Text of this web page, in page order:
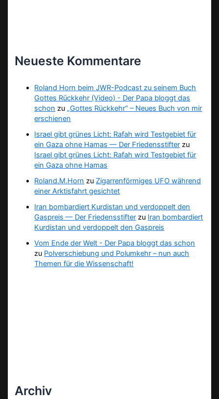
Neueste Kommentare
Roland Horn beim JWR-Podcast zu seinem Buch
Gottes Rückkehr (Video) - Der Papa bloggt das
schon zu „Gottes Rückkehr“ – Neues Buch von mir
erschienen
Israel gibt grünes Licht: Rafah wird Testgebiet für
ein Gaza ohne Hamas — Der Friedensstifter zu
Israel gibt grünes Licht: Rafah wird Testgebiet für
ein Gaza ohne Hamas
Roland.M.Horn zu Zigarrenförmiges UFO während
einer Arktisfahrt gesichtet
Iran bombardiert Kurdistan und verdoppelt den
Gaspreis — Der Friedensstifter zu Iran bombardiert
Kurdistan und verdoppelt den Gaspreis
Vom Ende der Welt - Der Papa bloggt das schon
zu Polverschiebung und Polumkehr – nun auch
Themen für die Wissenschaft!
Archiv